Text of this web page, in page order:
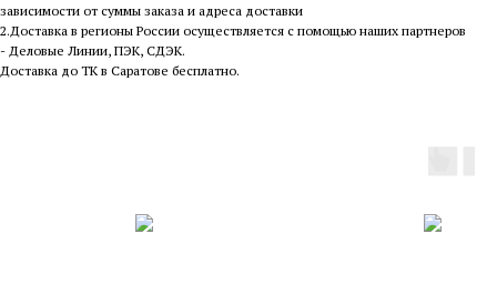
зависимости от суммы заказа и адреса доставки
2.Доставка в регионы России осуществляется с помощью наших партнеров
- Деловые Линии, ПЭК, СДЭК.
Доставка до ТК в Саратове бесплатно.